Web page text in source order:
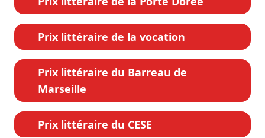
Prix littéraire de la vocation
Prix littéraire du Barreau de
Marseille
Prix littéraire du CESE